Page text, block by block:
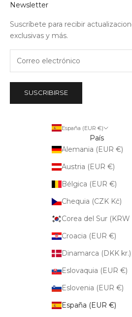
Newsletter
Suscríbete para recibir
exclusivas y más.
SUSCRIBIRSE
España (EUR €)
País
Alemania (EUR €)
Austria (EUR €)
Bélgica (EUR €)
Chequia (CZK Kč)
Corea del Sur
Croacia (EUR €)
Dinamarca (DKK kr.)
Eslovaquia (EUR €)
Eslovenia (EUR €)
España (EUR €)